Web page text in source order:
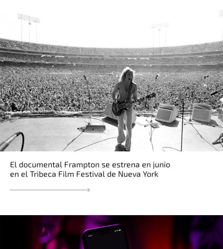
El documental Frampton se estrena en junio
en el Tribeca Film Festival de Nueva York